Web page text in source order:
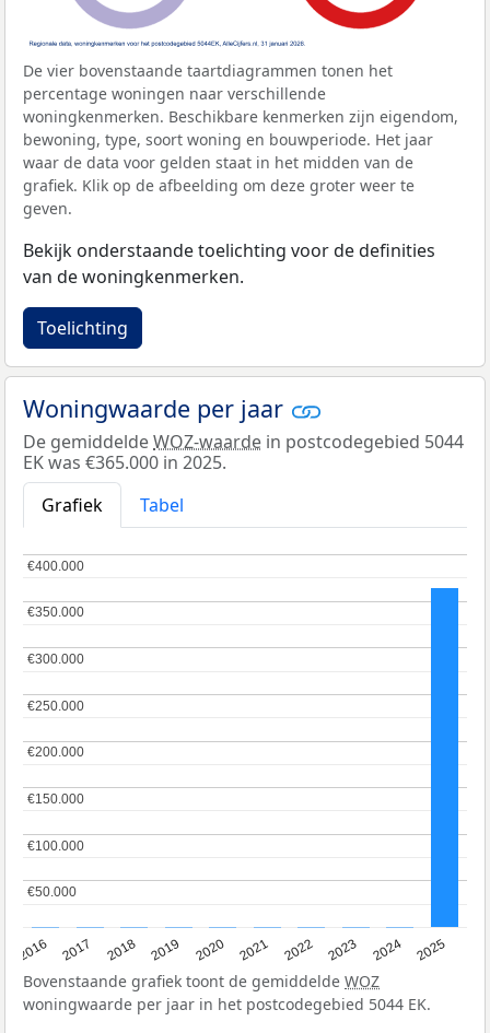
De vier bovenstaande taartdiagrammen tonen het
percentage woningen naar verschillende
woningkenmerken. Beschikbare kenmerken zijn eigendom,
bewoning, type, soort woning en bouwperiode. Het jaar
waar de data voor gelden staat in het midden van de
grafiek. Klik op de afbeelding om deze groter weer te
geven.
Bekijk onderstaande toelichting voor de definities
van de woningkenmerken.
Toelichting
Woningwaarde per jaar
De gemiddeldeWOZ-waarde in postcodegebied 5044
EK was €365.000 in 2025.
Grafiek
Tabel
2016 2017 2018 2019 2020 2021 2022 2023 2024 2025
€50.000
€50.000
€100.000
€100.000
€150.000
€150.000
€200.000
€200.000
€250.000
€250.000
€300.000
€300.000
€350.000
€350.000
€400.000
€400.000
Bovenstaande grafiek toont de gemiddelde WOZ
woningwaarde per jaar in het postcodegebied 5044 EK.